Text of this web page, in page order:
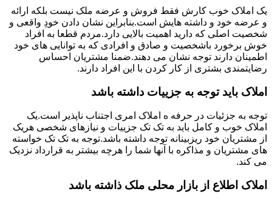
یک املاک خوب کارش فقط فروش و عرضه ملک نیست بلکه ارائه
و عرضه خود و داشته هایش است.بنابراین نشان دادن خودِ واقعی و
شخصیت اصلی که دارید اهمیت بالایی دارد.مردم قطعا به افراد
خوش برخورد باشخصیت و صادق و افرادی که به توانایی های خود
اطمینان دارند توجه نشان می دهند.ضمنا مشتریان احساس
رضایتمندی بشتری از کار کردن با این افراد دارند.
املاک باید توجه به جزییات داشته باشد
توجه به جزئیات در حرفه ه املاک امری اجتناب ناپذیر است.یک
املاک خوب و کامل باید به تک تک جزییات و نیازهای شخصی هریک
از مشتریان خود ریزبینانه توجه داشته باشد.توجه به تک تک خواسته
های مشتریان و مذاکره با آنها شما را هرچه بیشتر به قرارداد نزدیک
می کند.
املاک اطلاع از بازار محلی ملک ذاشته باشد